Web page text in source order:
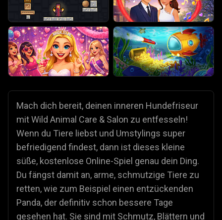
Mach dich bereit, deinen inneren Hundefriseur
mit Wild Animal Care & Salon zu entfesseln!
Wenn du Tiere liebst und Umstylings super
befriedigend findest, dann ist dieses kleine
süße, kostenlose Online-Spiel genau dein Ding.
Du fängst damit an, arme, schmutzige Tiere zu
retten, wie zum Beispiel einen entzückenden
Panda, der definitiv schon bessere Tage
gesehen hat. Sie sind mit Schmutz, Blättern und